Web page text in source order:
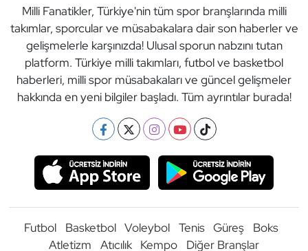
Milli Fanatikler, Türkiye'nin tüm spor branşlarında milli
takımlar, sporcular ve müsabakalara dair son haberler ve
gelişmelerle karşınızda! Ulusal sporun nabzını tutan
platform. Türkiye milli takımları, futbol ve basketbol
haberleri, milli spor müsabakaları ve güncel gelişmeler
hakkında en yeni bilgiler başladı. Tüm ayrıntılar burada!
Futbol Basketbol Voleybol Tenis Güreş
Boks
Atletizm
Atıcılık Kempo Diğer Branşlar